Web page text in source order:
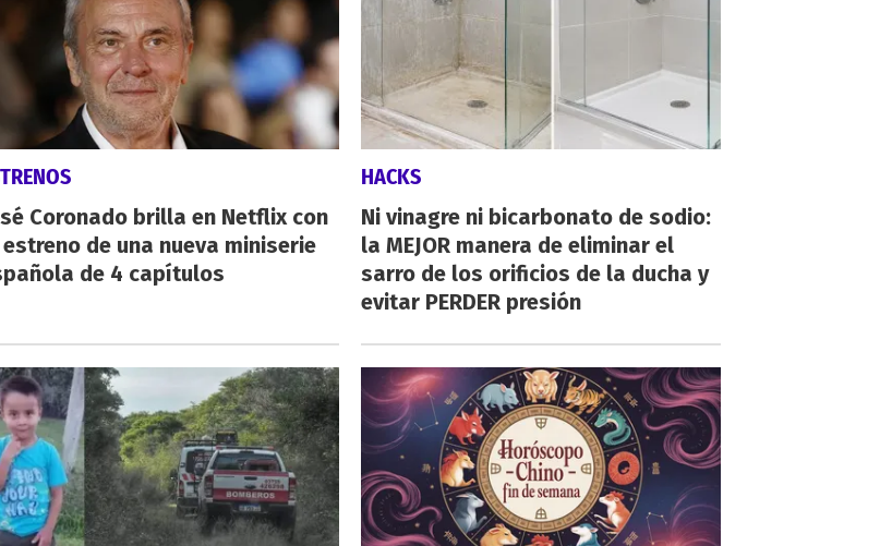
Coronado brilla en Netflix con
de una nueva miniserie
de 4 capítulos
HACKS
Ni vinagre ni bicarbonato de sodio:
la MEJOR manera de eliminar el
sarro de los orificios de la ducha y
evitar PERDER presión